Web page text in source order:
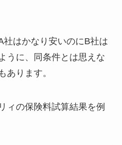
社はかなり安いのにB社は
うに、同条件とは思えな
あります。
ィの保険料試算結果を例